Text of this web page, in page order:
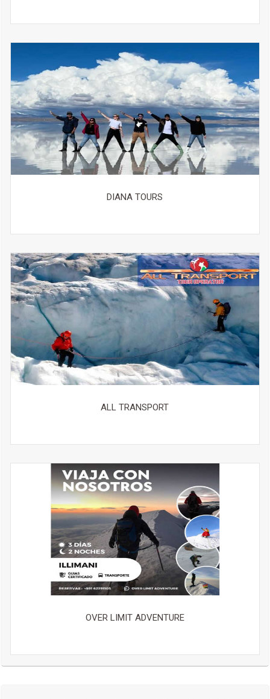
posible combinar ambos tours a solicitud.
con adrenalina. La aventura inicia muy temprano
trasladándonos a gran altura en transporte para luego hacer un
descenso total de 64 km en bicicleta. Para el recorrido se le
brinda todo el equipo necesario (casco, guantes, chaqueta,
pantalón, protector de codos y de rodillas), snack y almuerzo
incluidos, además de la asistencia de guías profesionales con
vasta experiencia. El servicio incluye una polera y un CD con
fotos de su aventura como recuerdo.
VIAJES RUTAS Y RECUERDOS TE BRINDA LOS
Nuestra Oficina pone a disposición de nuestros clientes venta
de mapas, libros guía de viaje y renta de equipos de camping
Renta de equipo para caminata y escalada: Bolsa de
dormir, carpas, cocinillas, set de cocina, colchonetas,
bastones, etc.
Transporte disponible según destino a solicitud.
DIANA TOURS
ALL TRANSPORT
OVER LIMIT ADVENTURE